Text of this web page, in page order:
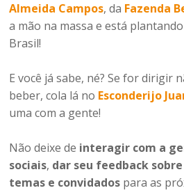
Almeida Campos, da Fazenda
a mão na massa e está
Brasil!
E você já sabe, né? Se for dirigir
beber, cola lá no Esconderijo
uma com a gente!
Não deixe de interagir com a
sociais, dar seu feedback
temas e convidados para as